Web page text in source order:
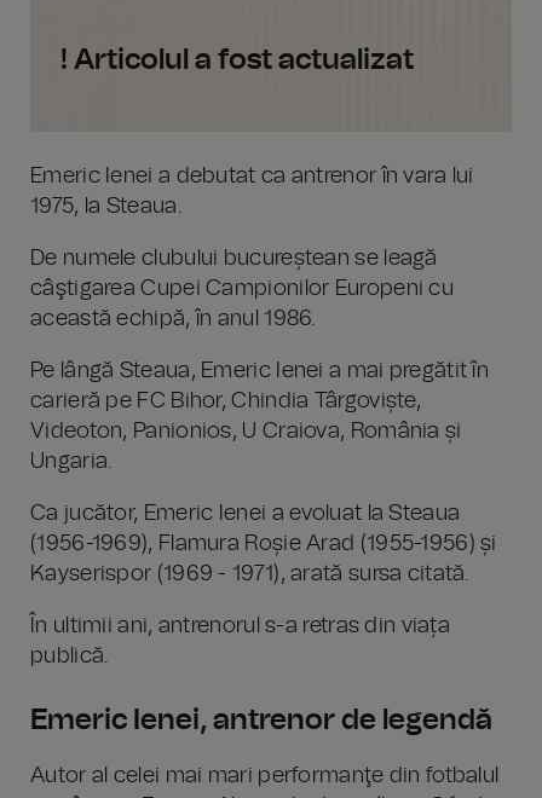
! Articolul a fost actualizat
Emeric Ienei a debutat ca antrenor în vara lui
1975, la Steaua.
De numele clubului bucureștean se leagă
câştigarea Cupei Campionilor Europeni cu
această echipă, în anul 1986.
Pe lângă Steaua, Emeric Ienei a mai pregătit în
carieră pe FC Bihor, Chindia Târgoviște,
Videoton, Panionios, U Craiova, România și
Ungaria.
Ca jucător, Emeric Ienei a evoluat la Steaua
(1956-1969), Flamura Roșie Arad (1955-1956) și
Kayserispor (1969 - 1971), arată sursa citată.
În ultimii ani, antrenorul s-a retras din viața
publică.
Emeric Ienei, antrenor de legendă
Autor al celei mai mari performanţe din fotbalul